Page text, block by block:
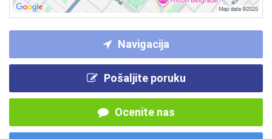
Navigacija
Pošaljite poruku
Ocenite nas